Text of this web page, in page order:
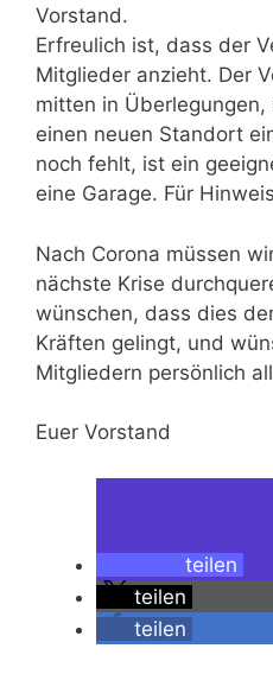
Vorstand.
Erfreulich ist, dass der
Mitglieder anzieht. Der
mitten in
einen neuen Standort
noch fehlt, ist ein
eine Garage. Für
Nach Corona müssen
nächste Krise
wünschen, dass dies
Kräften gelingt, und
Mitgliedern persönlich
Euer Vorstand
teilen
teilen
teilen